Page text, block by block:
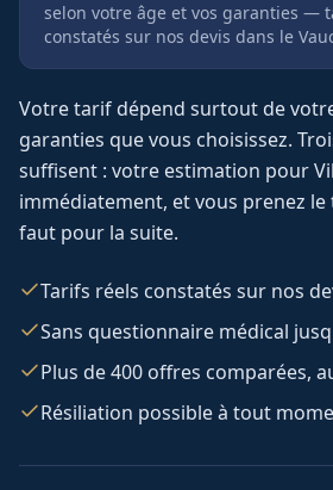
selon votre âge et vos garanties —
constatés sur nos devis dans le
Votre tarif dépend surtout de
garanties que vous choisissez.
suffisent : votre estimation pour
immédiatement, et vous prenez
faut pour la suite.
Tarifs réels constatés sur nos
Sans questionnaire médical
Plus de 400 offres comparées,
Résiliation possible à tout